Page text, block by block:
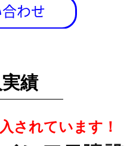
績
されています！